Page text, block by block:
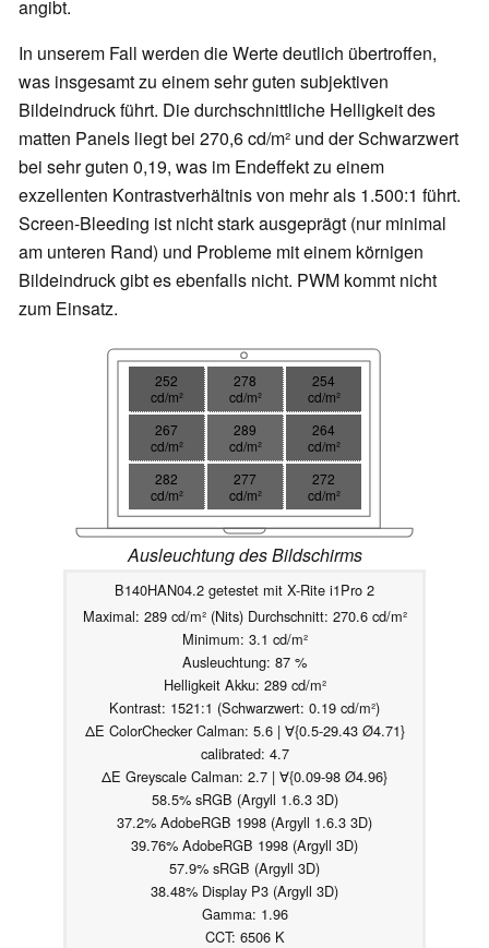
angibt.
In unserem Fall werden die Werte deutlich übertroffen,
was insgesamt zu einem sehr guten subjektiven
Bildeindruck führt. Die durchschnittliche Helligkeit des
matten Panels liegt bei 270,6 cd/m² und der Schwarzwert
bei sehr guten 0,19, was im Endeffekt zu einem
exzellenten Kontrastverhältnis von mehr als 1.500:1 führt.
Screen-Bleeding ist nicht stark ausgeprägt (nur minimal
am unteren Rand) und Probleme mit einem körnigen
Bildeindruck gibt es ebenfalls nicht. PWM kommt nicht
zum Einsatz.
252
cd/m²
278
cd/m²
254
cd/m²
267
cd/m²
289
cd/m²
264
cd/m²
282
cd/m²
277
cd/m²
272
cd/m²
Ausleuchtung des Bildschirms
B140HAN04.2 getestet mit X-Rite i1Pro 2
Maximal: 289 cd/m² (Nits) Durchschnitt: 270.6 cd/m²
Minimum: 3.1 cd/m²
Ausleuchtung: 87 %
Helligkeit Akku: 289 cd/m²
Kontrast: 1521:1 (Schwarzwert: 0.19 cd/m²)
ΔE ColorChecker Calman: 5.6 | ∀{0.5-29.43 Ø4.71}
calibrated: 4.7
ΔE Greyscale Calman: 2.7 | ∀{0.09-98 Ø4.96}
58.5% sRGB (Argyll 1.6.3 3D)
37.2% AdobeRGB 1998 (Argyll 1.6.3 3D)
39.76% AdobeRGB 1998 (Argyll 3D)
57.9% sRGB (Argyll 3D)
38.48% Display P3 (Argyll 3D)
Gamma: 1.96
CCT: 6506 K